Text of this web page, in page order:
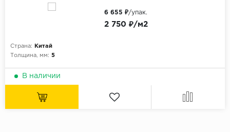
Страна:
Китай
Толщина, мм: 5
2 750 ₽/м2
6 655 ₽/упак.
В наличии